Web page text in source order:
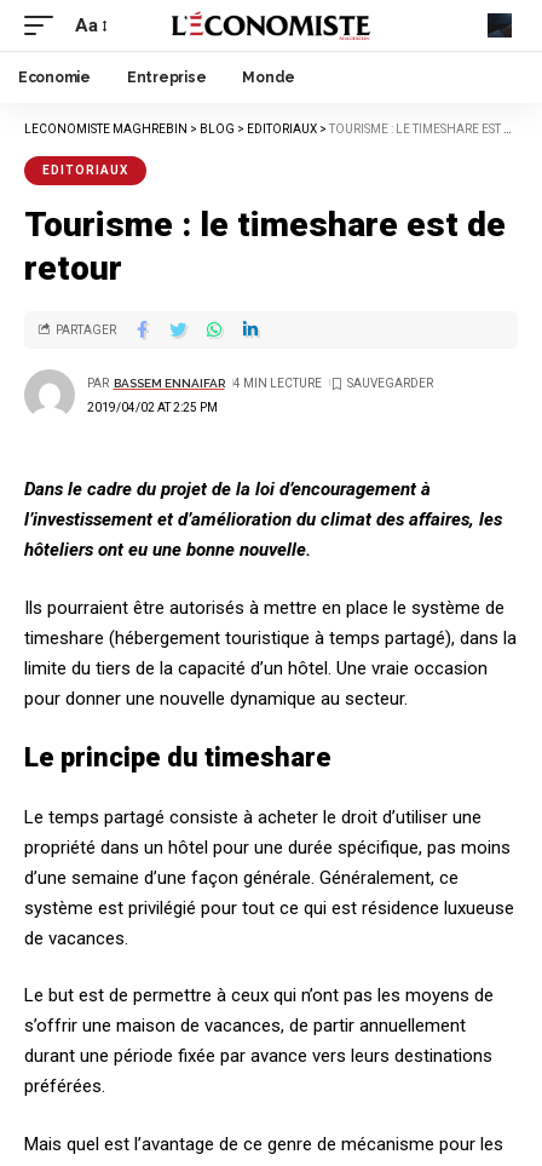
Aa
Economie Entreprise Monde
LECONOMISTE MAGHREBIN > BLOG > EDITORIAUX >TOURISME : LE TIMESHARE EST DE RETOUR
EDITORIAUX
Tourisme : le timeshare est de
retour
2019/04/02 AT 2:25 PM
PAR BASSEM ENNAIFAR 4 MIN LECTURE
PARTAGER
Dans le cadre du projet de la loi d’encouragement à
l’investissement et d’amélioration du climat des affaires, les
hôteliers ont eu une bonne nouvelle.
Ils pourraient être autorisés à mettre en place le système de
timeshare (hébergement touristique à temps partagé), dans la
limite du tiers de la capacité d’un hôtel. Une vraie occasion
pour donner une nouvelle dynamique au secteur.
Le principe du timeshare
Le temps partagé consiste à acheter le droit d’utiliser une
propriété dans un hôtel pour une durée spécifique, pas moins
d’une semaine d’une façon générale. Généralement, ce
système est privilégié pour tout ce qui est résidence luxueuse
de vacances.
Le but est de permettre à ceux qui n’ont pas les moyens de
s’offrir une maison de vacances, de partir annuellement
durant une période fixée par avance vers leurs destinations
préférées.
Mais quel est l’avantage de ce genre de mécanisme pour les